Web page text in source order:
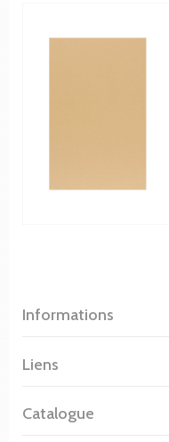
Informations
Liens
Catalogue